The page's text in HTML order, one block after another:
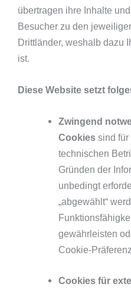
übertragen ihre Inhalte
Besucher zu den
Drittländer, weshalb dazu
ist.
Diese Website setzt
Zwingend
Cookies sind
technischen
Gründen der
unbedingt
„abgewählt“
gewährleisten
Cookie-
Cookies für